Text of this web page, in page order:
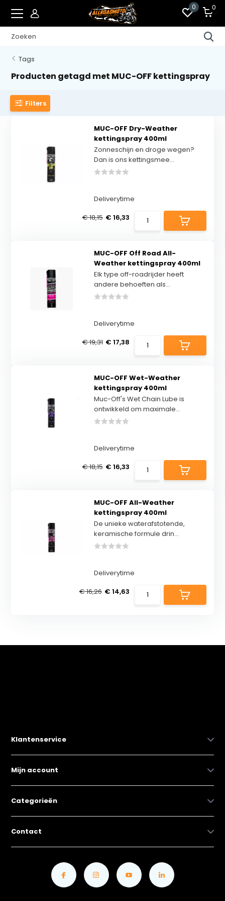
0 0
Tags
Producten getagd met MUC-OFF kettingspray
Filters
MUC-OFF Dry-Weather
kettingspray 400ml
Zonneschijn en droge wegen?
Dan is ons kettingsmee...
Deliverytime
€ 18,15 € 16,33
MUC-OFF Off Road All-
Weather kettingspray 400ml
Elk type off-roadrijder heeft
andere behoeften als...
Deliverytime
€ 19,31 € 17,38
MUC-OFF Wet-Weather
kettingspray 400ml
Muc-Off's Wet Chain Lube is
ontwikkeld om maximale...
Deliverytime
€ 18,15 € 16,33
MUC-OFF All-Weather
kettingspray 400ml
De unieke waterafstotende,
keramische formule drin...
Deliverytime
€ 16,26 € 14,63
Klantenservice
Mijn account
Categorieën
Contact